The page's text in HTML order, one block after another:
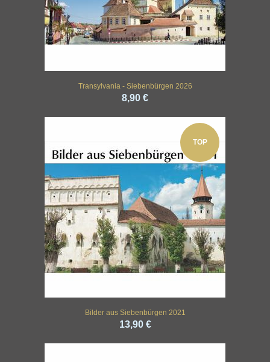
Transylvania - Siebenbürgen 2026
8,90 €
TOP
Bilder aus Siebenbürgen 2021
13,90 €